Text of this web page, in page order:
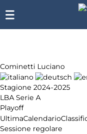
Cominetti Luciano
Stagione 2024-2025
LBA Serie A
Playoff
UltimaCalendario
Sessione regolare
Chi
siamo
Affiliazione